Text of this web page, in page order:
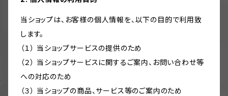
当ショップは、お客様の個人情報を、以下の目的で利用致
します。
（１） 当ショップサービスの提供のため
（２） 当ショップサービスに関するご案内、お問い合わせ等
への対応のため
（３） 当ショップの商品、サービス等のご案内のため